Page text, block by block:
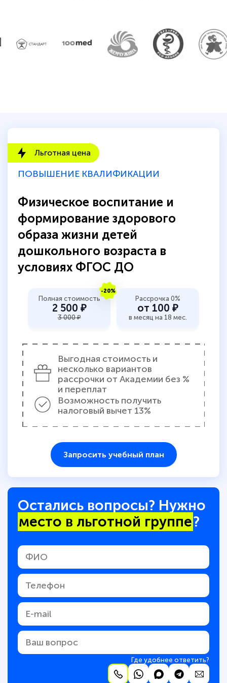
прохождения курса, удобная система
аттестации, проблем не возникло ни на
Льготная цена
ПОВЫШЕНИЕ КВАЛИФИКАЦИИ
Физическое воспитание и
формирование здорового
образа жизни детей
дошкольного возраста в
условиях ФГОС ДО
-20%
Полная стоимость
2 500 ₽
3 000 ₽
Рассрочка 0%
от 100 ₽
в месяц на 18 мес.
Выгодная стоимость и
несколько вариантов
рассрочки от Академии без %
и переплат
Возможность получить
налоговый вычет 13%
Запросить учебный план
Остались вопросы? Нужно
место в льготной группе?
Где удобнее ответить?